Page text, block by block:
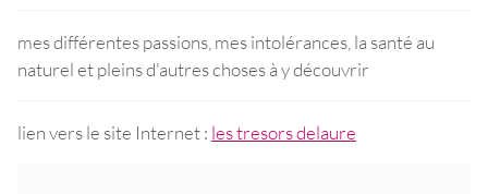
mes différentes passions, mes intolérances, la santé au
naturel et pleins d'autres choses à y découvrir
lien vers le site Internet : les tresors delaure